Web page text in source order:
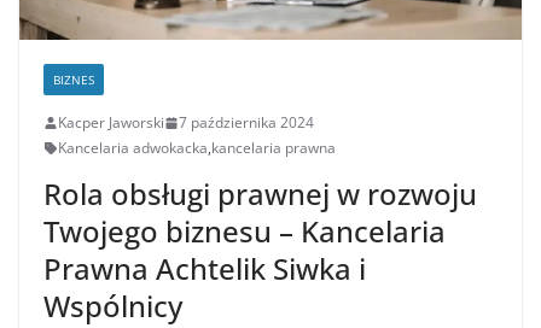
BIZNES
Kacper Jaworski
7 października 2024
Kancelaria adwokacka,kancelaria prawna
Rola obsługi prawnej w rozwoju
Twojego biznesu – Kancelaria
Prawna Achtelik Siwka i
Wspólnicy